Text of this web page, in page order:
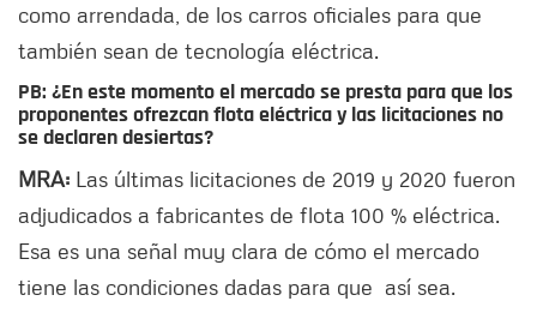
como arrendada, de los carros oficiales para que
también sean de tecnología eléctrica.
PB: ¿En este momento el mercado se presta para que los
proponentes ofrezcan flota eléctrica y las licitaciones no
se declaren desiertas?
MRA: Las últimas licitaciones de 2019 y 2020 fueron
adjudicados a fabricantes de flota 100 % eléctrica.
Esa es una señal muy clara de cómo el mercado
tiene las condiciones dadas para que así sea.